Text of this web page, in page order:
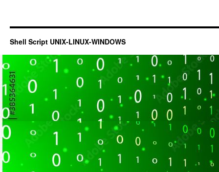
Shell Script UNIX-LINUX-WINDOWS